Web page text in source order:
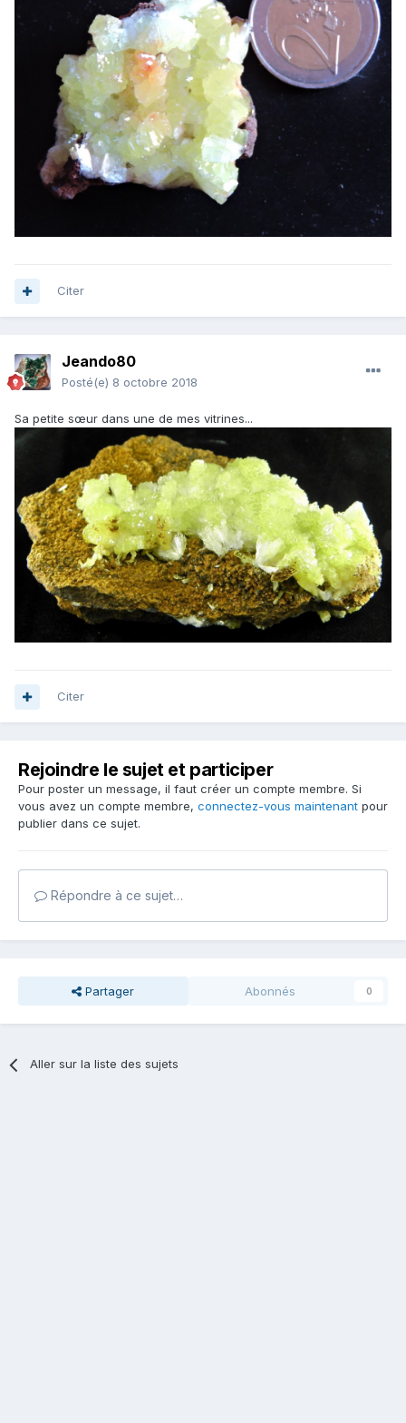
Citer
Jeando80
Posté(e) 8 octobre 2018
Sa petite sœur dans une de mes vitrines...
Citer
Rejoindre le sujet et participer
Pour poster un message, il faut créer un compte membre. Si
vous avez un compte membre, connectez-vous maintenant pour
publier dans ce sujet.
Répondre à ce sujet…
Partager Abonnés 0
Aller sur la liste des sujets